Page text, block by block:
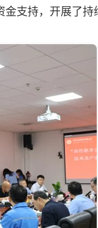
支持，开展了持